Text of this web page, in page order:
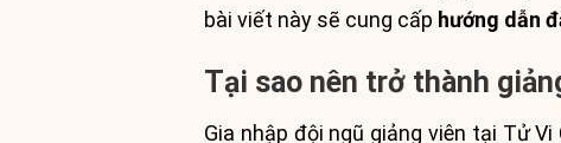
bài viết này sẽ cung cấp hướng dẫn
Tại sao nên trở thành
Gia nhập đội ngũ giảng viên tại Tử